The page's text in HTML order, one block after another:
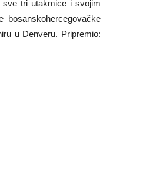
sve tri utakmice i svojim
u Denveru. Pripremio: